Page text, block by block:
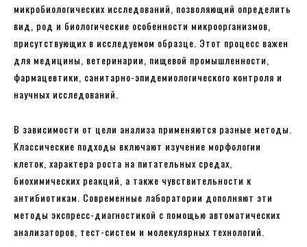
микробиологических исследований, позволяющий определить
вид, род и биологические особенности микроорганизмов,
присутствующих в исследуемом образце. Этот процесс важен
для медицины, ветеринарии, пищевой промышленности,
фармацевтики, санитарно-эпидемиологического контроля и
научных исследований.
В зависимости от цели анализа применяются разные методы.
Классические подходы включают изучение морфологии
клеток, характера роста на питательных средах,
биохимических реакций, а также чувствительности к
антибиотикам. Современные лаборатории дополняют эти
методы экспресс-диагностикой с помощью автоматических
анализаторов, тест-систем и молекулярных технологий.